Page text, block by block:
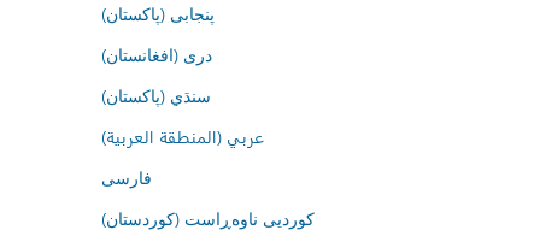
پنجابی (پاکستان)
درى (افغانستان)
سنڌي (پاکستان)
عربي (المنطقة العربية)
فارسى
کوردیی ناوەڕاست (کوردستان)